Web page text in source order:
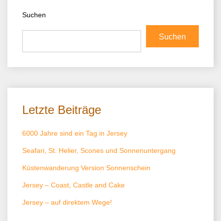
Suchen
Suchen
Letzte Beiträge
6000 Jahre sind ein Tag in Jersey
Seafari, St. Helier, Scones und Sonnenuntergang
Küstenwanderung Version Sonnenschein
Jersey – Coast, Castle and Cake
Jersey – auf direktem Wege!